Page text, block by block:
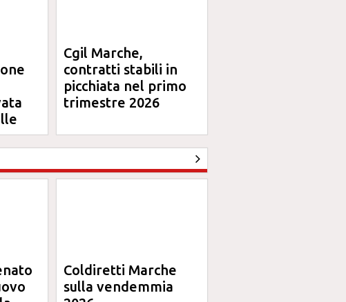
Cgil Marche,
contratti stabili in
picchiata nel primo
trimestre 2026
Coldiretti Marche
sulla vendemmia